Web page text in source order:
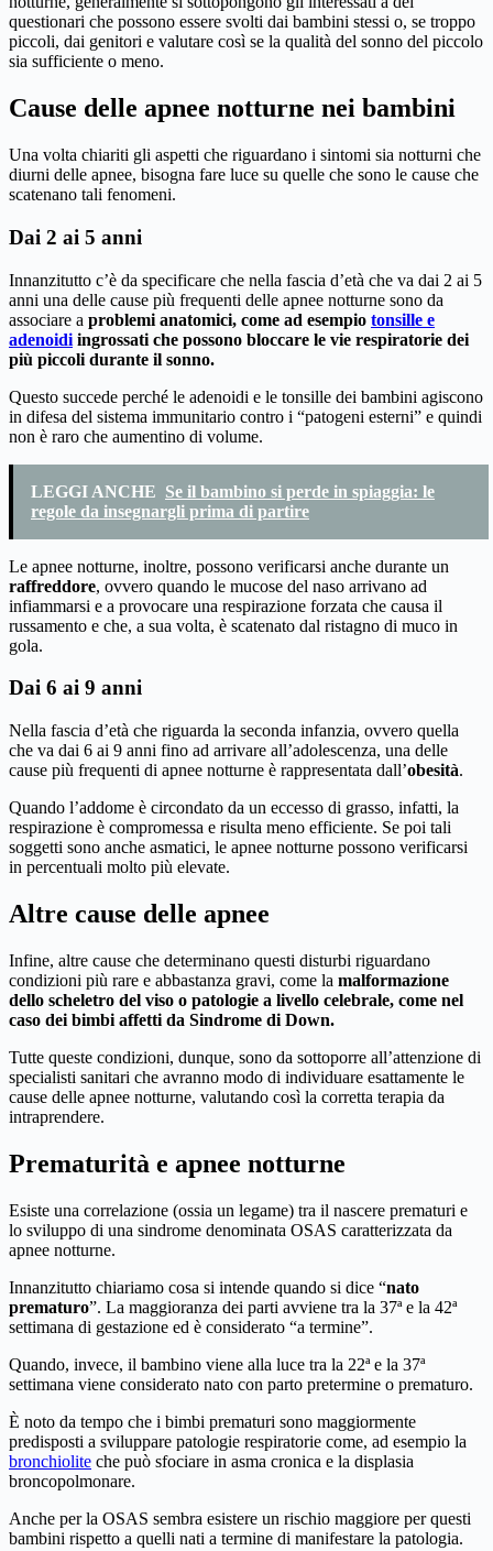
questionari che possono essere svolti dai bambini stessi o, se troppo
piccoli, dai genitori e valutare così se la qualità del sonno del piccolo
sia sufficiente o meno.
Cause delle apnee notturne nei bambini
Una volta chiariti gli aspetti che riguardano i sintomi sia notturni che
diurni delle apnee, bisogna fare luce su quelle che sono le cause che
scatenano tali fenomeni.
Dai 2 ai 5 anni
Innanzitutto c’è da specificare che nella fascia d’età che va dai 2 ai 5
anni una delle cause più frequenti delle apnee notturne sono da
associare a problemi anatomici, come ad esempio tonsille e
adenoidi ingrossati che possono bloccare le vie respiratorie dei
più piccoli durante il sonno.
Questo succede perché le adenoidi e le tonsille dei bambini agiscono
in difesa del sistema immunitario contro i “patogeni esterni” e quindi
non è raro che aumentino di volume.
LEGGI ANCHE Se il bambino si perde in spiaggia: le
regole da insegnargli prima di partire
Le apnee notturne, inoltre, possono verificarsi anche durante un
raffreddore, ovvero quando le mucose del naso arrivano ad
infiammarsi e a provocare una respirazione forzata che causa il
russamento e che, a sua volta, è scatenato dal ristagno di muco in
gola.
Dai 6 ai 9 anni
Nella fascia d’età che riguarda la seconda infanzia, ovvero quella
che va dai 6 ai 9 anni fino ad arrivare all’adolescenza, una delle
cause più frequenti di apnee notturne è rappresentata dall’obesità.
Quando l’addome è circondato da un eccesso di grasso, infatti, la
respirazione è compromessa e risulta meno efficiente. Se poi tali
soggetti sono anche asmatici, le apnee notturne possono verificarsi
in percentuali molto più elevate.
Altre cause delle apnee
Infine, altre cause che determinano questi disturbi riguardano
condizioni più rare e abbastanza gravi, come la malformazione
dello scheletro del viso o patologie a livello celebrale, come nel
caso dei bimbi affetti da Sindrome di Down.
Tutte queste condizioni, dunque, sono da sottoporre all’attenzione di
specialisti sanitari che avranno modo di individuare esattamente le
cause delle apnee notturne, valutando così la corretta terapia da
intraprendere.
Prematurità e apnee notturne
Esiste una correlazione (ossia un legame) tra il nascere prematuri e
lo sviluppo di una sindrome denominata OSAS caratterizzata da
apnee notturne.
Innanzitutto chiariamo cosa si intende quando si dice “nato
prematuro”. La maggioranza dei parti avviene tra la 37ª e la 42ª
settimana di gestazione ed è considerato “a termine”.
Quando, invece, il bambino viene alla luce tra la 22ª e la 37ª
settimana viene considerato nato con parto pretermine o prematuro.
È noto da tempo che i bimbi prematuri sono maggiormente
predisposti a sviluppare patologie respiratorie come, ad esempio la
bronchiolite che può sfociare in asma cronica e la displasia
broncopolmonare.
Anche per la OSAS sembra esistere un rischio maggiore per questi
bambini rispetto a quelli nati a termine di manifestare la patologia.